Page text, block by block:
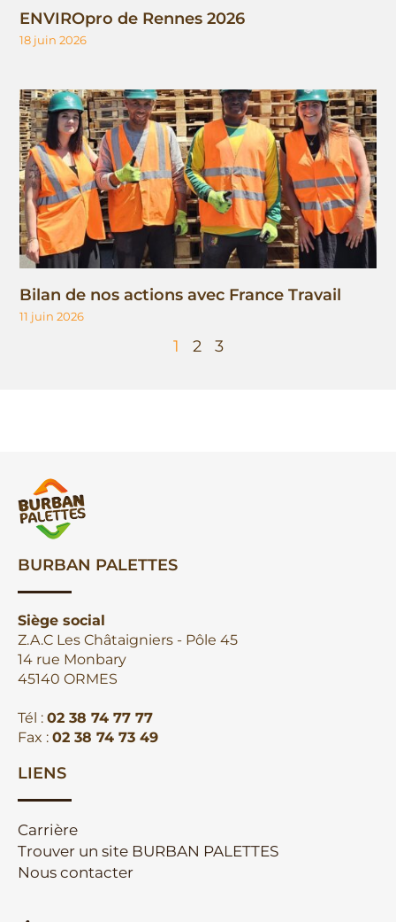
ENVIROpro de Rennes 2026
18 juin 2026
Bilan de nos actions avec France Travail
11 juin 2026
1 2 3
BURBAN PALETTES
Siège social
Z.A.C Les Châtaigniers - Pôle 45
14 rue Monbary
45140 ORMES
Tél : 02 38 74 77 77
Fax : 02 38 74 73 49
LIENS
Carrière
Trouver un site BURBAN PALETTES
Nous contacter